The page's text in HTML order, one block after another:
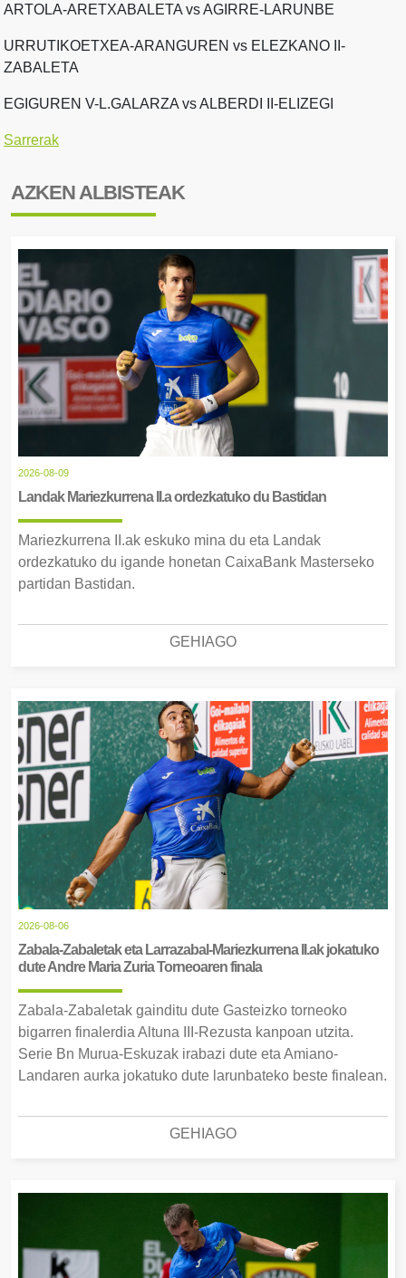
ARTOLA-ARETXABALETA vs AGIRRE-LARUNBE
URRUTIKOETXEA-ARANGUREN vs ELEZKANO II-
ZABALETA
EGIGUREN V-L.GALARZA vs ALBERDI II-ELIZEGI
Sarrerak
AZKEN ALBISTEAK
2026-08-09
Landak Mariezkurrena II.a ordezkatuko du Bastidan
Mariezkurrena II.ak eskuko mina du eta Landak
ordezkatuko du igande honetan CaixaBank Masterseko
partidan Bastidan.
GEHIAGO
2026-08-06
Zabala-Zabaletak eta Larrazabal-Mariezkurrena II.ak jokatuko
dute Andre Maria Zuria Torneoaren finala
Zabala-Zabaletak gainditu dute Gasteizko torneoko
bigarren finalerdia Altuna III-Rezusta kanpoan utzita.
Serie Bn Murua-Eskuzak irabazi dute eta Amiano-
Landaren aurka jokatuko dute larunbateko beste finalean.
GEHIAGO